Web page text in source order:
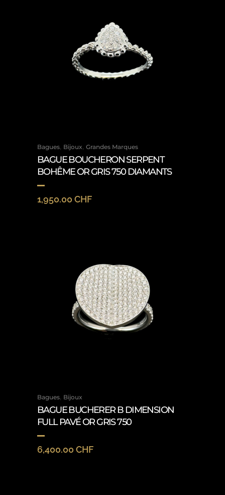
Bagues, Bijoux, Grandes Marques
BAGUE BOUCHERON SERPENT
BOHÊME OR GRIS 750 DIAMANTS
1,950.00 CHF
Bagues, Bijoux
BAGUE BUCHERER B DIMENSION
FULL PAVÉ OR GRIS 750
6,400.00 CHF